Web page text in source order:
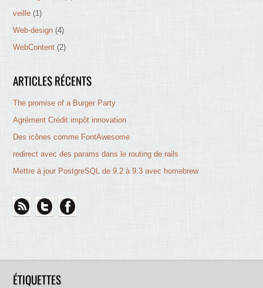
veille (1)
Web-design (4)
WebContent (2)
ARTICLES RÉCENTS
The promise of a Burger Party
Agrément Crédit impôt innovation
Des icônes comme FontAwesome
redirect avec des params dans le routing de rails
Mettre à jour PostgreSQL de 9.2 à 9.3 avec homebrew
ÉTIQUETTES